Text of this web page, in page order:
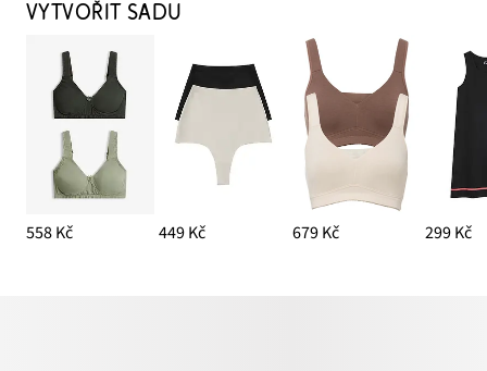
VYTVOŘIT SADU
558 Kč 449 Kč 679 Kč 299 Kč